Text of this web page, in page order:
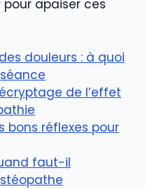
apaiser ces
douleurs : à quoi
de l’effet
bons réflexes pour
faut-il